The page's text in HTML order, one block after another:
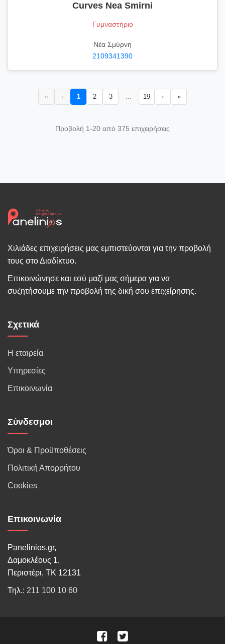
Curves Nea Smirni
Γυμναστήριο
Νέα Σμύρνη
2109341390
« ‹ 1 2 3 ... 19 › »
Προβολή 1-20 από 375 επιχειρήσεις
Χιλιάδες επιχειρήσεις μας εμπιστεύονται για την προβολή
τους στο Διαδίκτυο.
Επικοινώνησε και εσύ μαζί μας σήμερα για να
συζητήσουμε την προβολή της δική σου επιχείρησης.
Σχετικά
Η εταιρεία
Υπηρεσίες
Επικοινωνία
Σύνδεσμοι
Όροι & Προϋποθέσεις
Πολιτική Απορρήτου
Cookies
Επικοινωνία
Panelinios.gr,
Δαμοκλέους 1,
Περιστέρι, ΤΚ 12131
Τηλ.: 211 100 10 60